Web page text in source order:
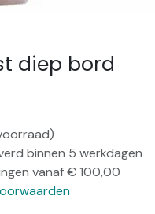
diep bord
binnen 5 werkdagen
vanaf € 100,00